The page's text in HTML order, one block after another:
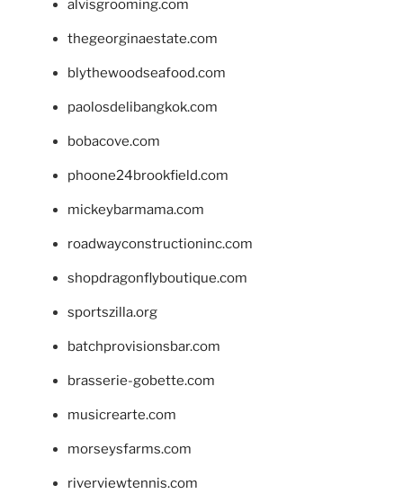
alvisgrooming.com
thegeorginaestate.com
blythewoodseafood.com
paolosdelibangkok.com
bobacove.com
phoone24brookfield.com
mickeybarmama.com
roadwayconstructioninc.com
shopdragonflyboutique.com
sportszilla.org
batchprovisionsbar.com
brasserie-gobette.com
musicrearte.com
morseysfarms.com
riverviewtennis.com